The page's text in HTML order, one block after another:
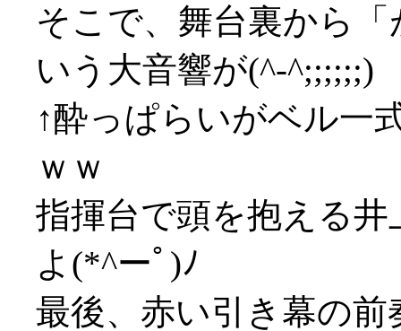
そこで、舞台裏から
いう大音響が(^-^;;;;;;)
↑酔っぱらいがベル一
ｗｗ
指揮台で頭を抱える
よ(*^ーﾟ)ﾉ
最後、赤い引き幕の